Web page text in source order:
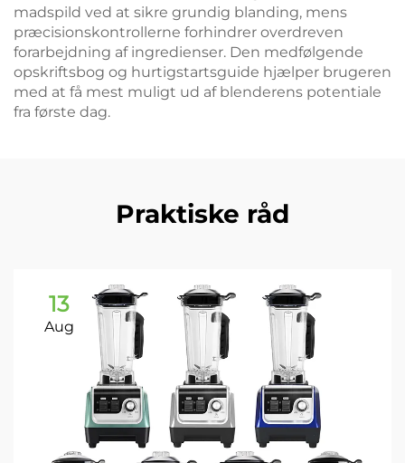
madspild ved at sikre grundig blanding, mens
præcisionskontrollerne forhindrer overdreven
forarbejdning af ingredienser. Den medfølgende
opskriftsbog og hurtigstartsguide hjælper brugeren
med at få mest muligt ud af blenderens potentiale
fra første dag.
Praktiske råd
13
Aug